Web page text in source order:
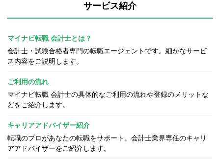
サービス紹介
マイナビ転職 会計士とは？
会計士・試験合格者専門の転職エージェントです。細かなサービ
ス内容をご説明します。
ご利用の流れ
マイナビ転職 会計士の具体的なご利用の流れや登録のメリットな
どをご紹介します。
キャリアアドバイザー紹介
転職のプロがあなたの転職をサポート。会計士業界専任のキャリ
アアドバイザーをご紹介します。